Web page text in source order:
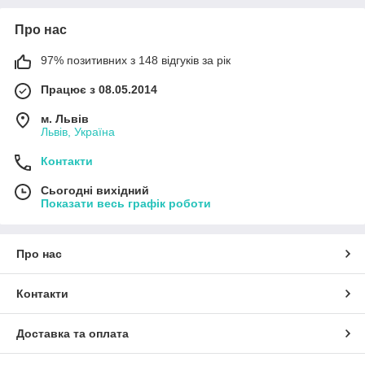
Про нас
97% позитивних з 148 відгуків за рік
Працює з 08.05.2014
м. Львів
Львів, Україна
Контакти
Сьогодні вихідний
Показати весь графік роботи
Про нас
Контакти
Доставка та оплата